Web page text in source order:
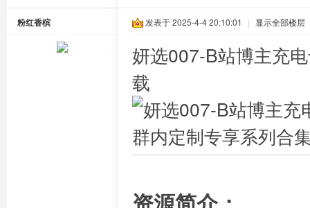
粉红香槟 发表于 2025-4-4 20:10:01 | 显示全部楼层
妍选007-B站博主充
载